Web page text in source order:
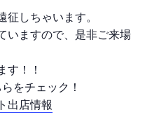
しちゃいます。
いますので、是非ご来場
す！！
をチェック！
出店情報